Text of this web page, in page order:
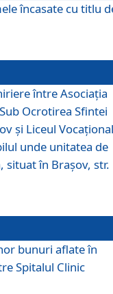
încasate cu titlu
între Asociația
Ocrotirea Sfintei
şi Liceul
unde unitatea de
situat în Braşov, str.
bunuri aflate în
Spitalul Clinic